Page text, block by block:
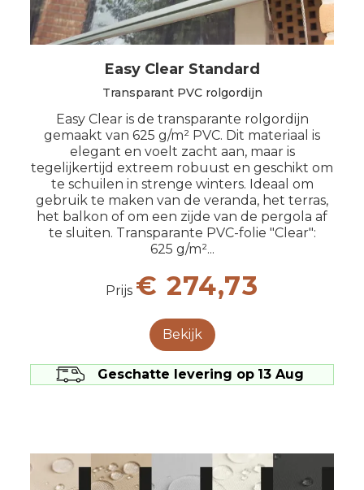
Easy Clear Standard
Transparant PVC rolgordijn
Easy Clear is de transparante rolgordijn
gemaakt van 625 g/m² PVC. Dit materiaal is
elegant en voelt zacht aan, maar is
tegelijkertijd extreem robuust en geschikt om
te schuilen in strenge winters. Ideaal om
gebruik te maken van de veranda, het terras,
het balkon of om een zijde van de pergola af
te sluiten. Transparante PVC-folie "Clear":
625 g/m²...
Prijs € 274,73
Bekijk
Geschatte levering op 13 Aug